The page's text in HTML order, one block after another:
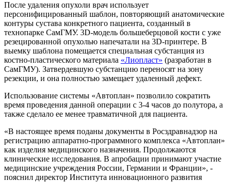
После удаления опухоли врач использует
персонифицированный шаблон, повторяющий анатомические
контуры сустава конкретного пациента, созданный в
технопарке СамГМУ. 3D-модель большеберцовой кости с уже
резецированной опухолью напечатали на 3D-принтере. В
выемку шаблона помещается специальная субстанция из
костно-пластического материала «Лиопласт» (разработан в
СамГМУ). Затвердевшую субстанцию переносят на зону
резекции, и она полностью замещает удаленный дефект.
Использование системы «Автоплан» позволило сократить
время проведения данной операции с 3-4 часов до полутора, а
также сделало ее менее травматичной для пациента.
«В настоящее время поданы документы в Росздравнадзор на
регистрацию аппаратно-программного комплекса «Автоплан»
как изделия медицинского назначения. Продолжаются
клинические исследования. В апробации принимают участие
медицинские учреждения России, Германии и Франции», -
пояснил директор Института инновационного развития